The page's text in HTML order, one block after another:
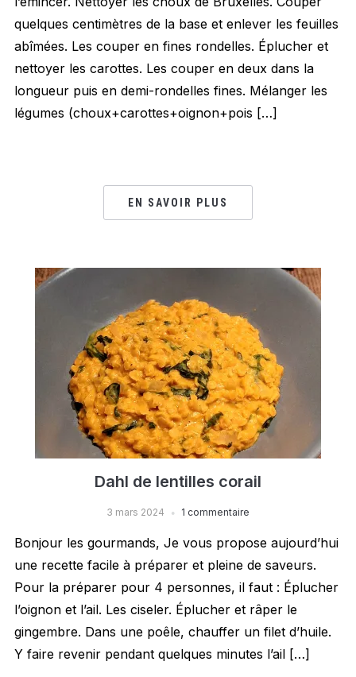
quelques centimètres de la base et enlever les feuilles
abîmées. Les couper en fines rondelles. Éplucher et
nettoyer les carottes. Les couper en deux dans la
longueur puis en demi-rondelles fines. Mélanger les
légumes (choux+carottes+oignon+pois […]
EN SAVOIR PLUS
Dahl de lentilles corail
3 mars 2024 1 commentaire
Bonjour les gourmands, Je vous propose aujourd’hui
une recette facile à préparer et pleine de saveurs.
Pour la préparer pour 4 personnes, il faut : Éplucher
l’oignon et l’ail. Les ciseler. Éplucher et râper le
gingembre. Dans une poêle, chauffer un filet d’huile.
Y faire revenir pendant quelques minutes l’ail […]